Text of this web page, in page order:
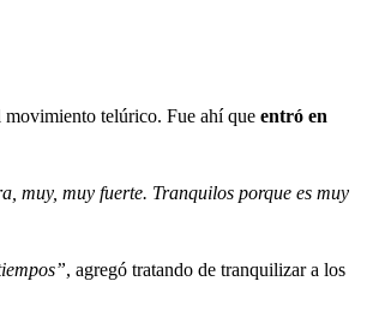
movimiento telúrico. Fue ahí que entró en
muy, muy fuerte. Tranquilos porque es muy
, agregó tratando de tranquilizar a los